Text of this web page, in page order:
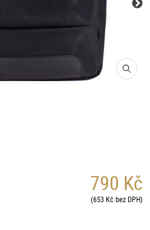
790 Kč
(653 Kč bez DPH)